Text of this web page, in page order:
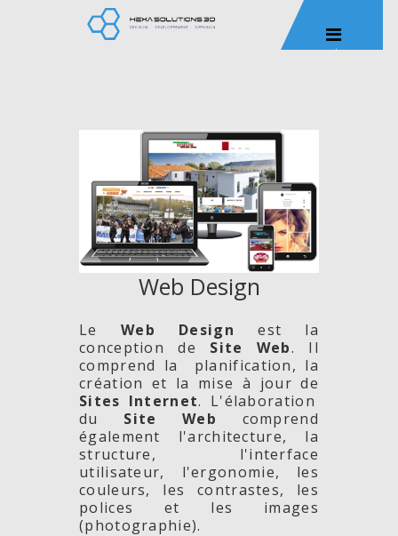
Web Design
Le Web Design est la
conception de Site Web. Il
comprend la planification, la
création et la mise à jour de
Sites Internet. L'élaboration
du Site Web comprend
également l'architecture, la
structure, l'interface
utilisateur, l'ergonomie, les
couleurs, les contrastes, les
polices et les images
(photographie).